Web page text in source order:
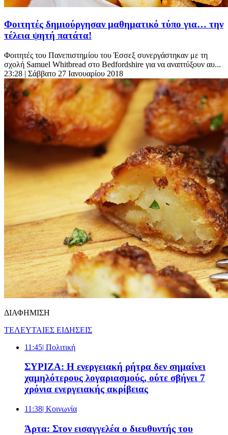
Φοιτητές δημιούργησαν μαθηματικό τύπο για… την
τέλεια ψητή πατάτα!
Φοιτητές του Πανεπιστημίου του Έσσεξ συνεργάστηκαν με τη
σχολή Samuel Whitbread στο Bedfordshire για να αναπτύξουν αυ...
23:28 | Σάββατο 27 Ιανουαρίου 2018
ΔΙΑΦΗΜΙΣΗ
ΤΕΛΕΥΤΑΙΕΣ ΕΙΔΗΣΕΙΣ
11:45| Πολιτική
ΣΥΡΙΖΑ: Η ενεργειακή ρήτρα δεν σημαίνει
χαμηλότερους λογαριασμούς, ούτε σβήνει 7
χρόνια ενεργειακής ακρίβειας
11:38| Κοινωνία
Άρτα: Στον εισαγγελέα ο διευθυντής του